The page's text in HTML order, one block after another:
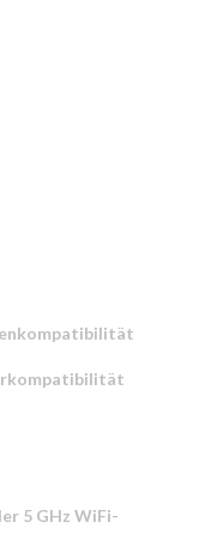
5 GHz WiFi-